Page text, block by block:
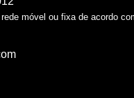
móvel ou fixa de acordo